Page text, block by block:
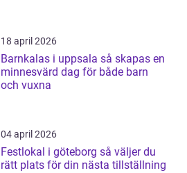
18 april 2026
Barnkalas i uppsala så skapas en
minnesvärd dag för både barn
och vuxna
04 april 2026
Festlokal i göteborg så väljer du
rätt plats för din nästa tillställning